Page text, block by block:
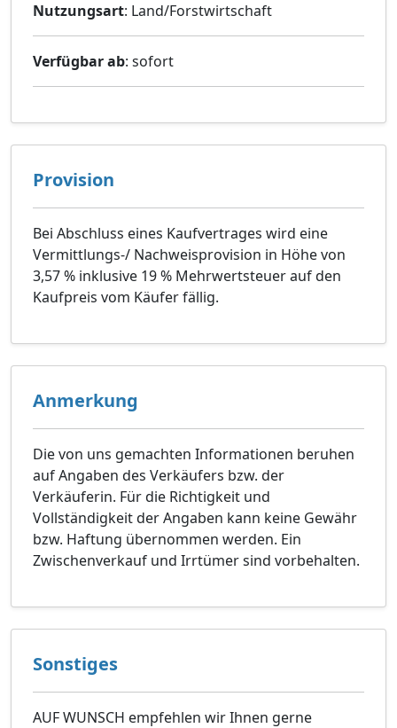
Nutzungsart: Land/Forstwirtschaft
Verfügbar ab: sofort
Provision
Bei Abschluss eines Kaufvertrages wird eine
Vermittlungs-/ Nachweisprovision in Höhe von
3,57 % inklusive 19 % Mehrwertsteuer auf den
Kaufpreis vom Käufer fällig.
Anmerkung
Die von uns gemachten Informationen beruhen
auf Angaben des Verkäufers bzw. der
Verkäuferin. Für die Richtigkeit und
Vollständigkeit der Angaben kann keine Gewähr
bzw. Haftung übernommen werden. Ein
Zwischenverkauf und Irrtümer sind vorbehalten.
Sonstiges
AUF WUNSCH empfehlen wir Ihnen gerne